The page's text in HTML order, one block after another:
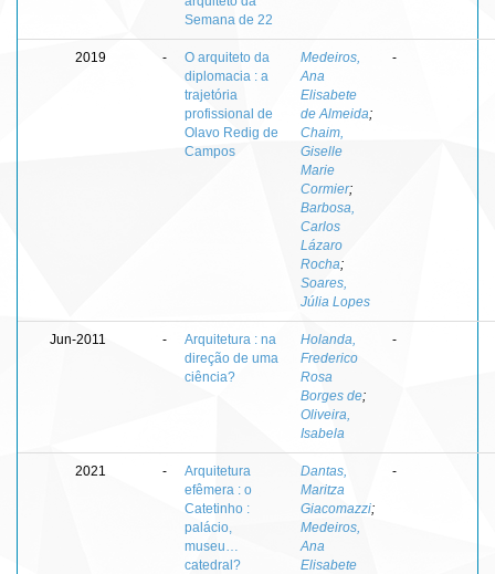
Semana de 22
2019 -
O arquiteto da
diplomacia : a
trajetória
profissional de
Olavo Redig de
Campos
Medeiros,
Ana
Elisabete
de Almeida;
Chaim,
Giselle
Marie
Cormier;
Barbosa,
Carlos
Lázaro
Rocha;
Soares,
Júlia Lopes
-
Jun-2011 -
Arquitetura : na
direção de uma
ciência?
Holanda,
Frederico
Rosa
Borges de;
Oliveira,
Isabela
-
2021 -
Arquitetura
efêmera : o
Catetinho :
palácio,
museu…
catedral?
Dantas,
Maritza
Giacomazzi;
Medeiros,
Ana
Elisabete
-